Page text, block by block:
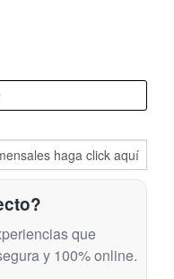
que
y 100% online.